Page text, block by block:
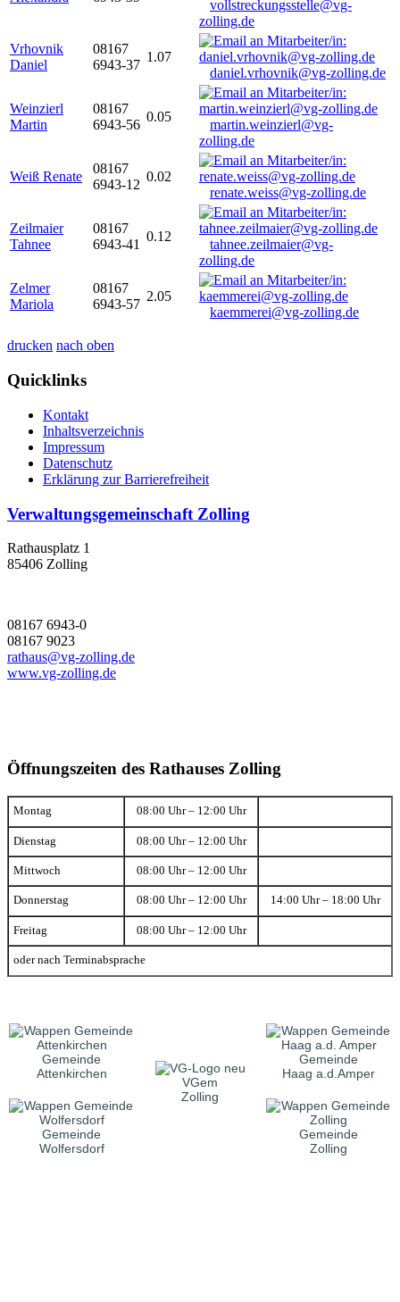
vollstreckungsstelle@vg-
zolling.de
Vrhovnik
Daniel
08167
6943-37
1.07
daniel.vrhovnik@vg-zolling.de
Weinzierl
Martin
08167
6943-56
0.05
martin.weinzierl@vg-
zolling.de
Weiß Renate
08167
6943-12
0.02
renate.weiss@vg-zolling.de
Zeilmaier
Tahnee
08167
6943-41
0.12
tahnee.zeilmaier@vg-
zolling.de
Zelmer
Mariola
08167
6943-57
2.05
kaemmerei@vg-zolling.de
drucken nach oben
Quicklinks
Kontakt
Inhaltsverzeichnis
Impressum
Datenschutz
Erklärung zur Barrierefreiheit
Verwaltungsgemeinschaft Zolling
Rathausplatz 1
85406 Zolling
08167 6943-0
08167 9023
rathaus@vg-zolling.de
www.vg-zolling.de
Öffnungszeiten des Rathauses Zolling
Montag 08:00 Uhr – 12:00 Uhr
Dienstag 08:00 Uhr – 12:00 Uhr
Mittwoch 08:00 Uhr – 12:00 Uhr
Donnerstag 08:00 Uhr – 12:00 Uhr 14:00 Uhr – 18:00 Uhr
Freitag 08:00 Uhr – 12:00 Uhr
oder nach Terminabsprache
Gemeinde
Attenkirchen
VGem
Zolling
Gemeinde
Haag a.d.Amper
Gemeinde
Wolfersdorf
Gemeinde
Zolling